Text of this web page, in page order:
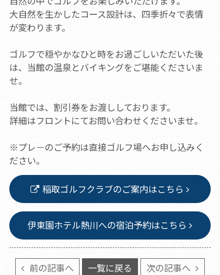
大自然を生かしたコース設計は、四季折々で表情
が変わります。
ゴルフで穏やかなひと時をお過ごしいただいた後
は、当館の温泉とバイキングをご堪能くださいま
せ。
当館では、割引券をお渡ししております。
詳細はフロントにてお問い合わせくださいませ。
※プレ－のご予約は直接ゴルフ場へお申し込みく
ださい。
稲取ゴルフクラブのご案内はこちら
伊東園ホテル熱川への宿泊予約はこちら
前の記事へ 一覧に戻る 次の記事へ